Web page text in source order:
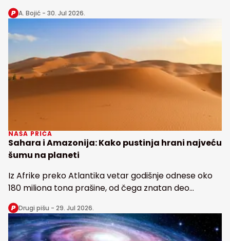
A. Bojić - 30. Jul 2026.
NAŠA PRIČA
Sahara i Amazonija: Kako pustinja hrani najveću
šumu na planeti
Iz Afrike preko Atlantika vetar godišnje odnese oko
180 miliona tona prašine, od čega znatan deo
snabdeva fosforom najveću tropsku kišnu šumu na
Zemlji
Drugi pišu - 29. Jul 2026.